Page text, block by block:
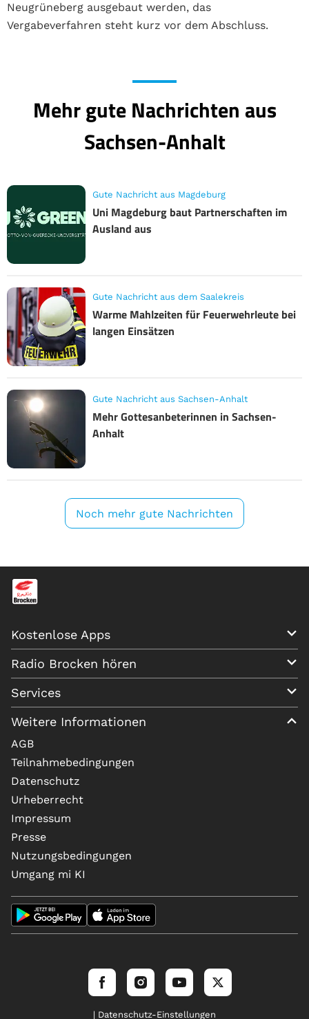
Neugrüneberg ausgebaut werden, das
Vergabeverfahren steht kurz vor dem Abschluss.
Mehr gute Nachrichten aus
Sachsen-Anhalt
Gute Nachricht aus Magdeburg
Uni Magdeburg baut Partnerschaften im
Ausland aus
Gute Nachricht aus dem Saalekreis
Warme Mahlzeiten für Feuerwehrleute bei
langen Einsätzen
Gute Nachricht aus Sachsen-Anhalt
Mehr Gottesanbeterinnen in Sachsen-
Anhalt
Noch mehr gute Nachrichten
Kostenlose Apps
Radio Brocken hören
Services
Weitere Informationen
AGB
Teilnahmebedingungen
Datenschutz
Urheberrecht
Impressum
Presse
Nutzungsbedingungen
Umgang mi KI
| Datenschutz-Einstellungen